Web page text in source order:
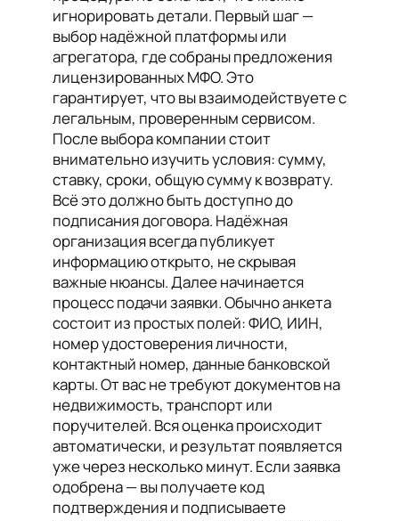
игнорировать детали. Первый шаг —
выбор надёжной платформы или
агрегатора, где собраны предложения
лицензированных МФО. Это
гарантирует, что вы взаимодействуете с
легальным, проверенным сервисом.
После выбора компании стоит
внимательно изучить условия: сумму,
ставку, сроки, общую сумму к возврату.
Всё это должно быть доступно до
подписания договора. Надёжная
организация всегда публикует
информацию открыто, не скрывая
важные нюансы. Далее начинается
процесс подачи заявки. Обычно анкета
состоит из простых полей: ФИО, ИИН,
номер удостоверения личности,
контактный номер, данные банковской
карты. От вас не требуют документов на
недвижимость, транспорт или
поручителей. Вся оценка происходит
автоматически, и результат появляется
уже через несколько минут. Если заявка
одобрена — вы получаете код
подтверждения и подписываете